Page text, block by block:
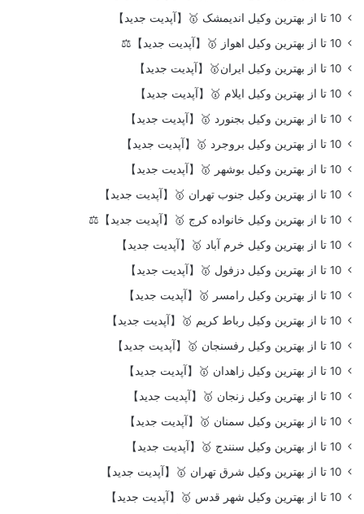
10 تا از بهترین وکیل اندیمشک 🥇【آپدیت جدید】
10 تا از بهترین وکیل اهواز 🥇【آپدیت جدید】⚖️
10 تا از بهترین وکیل ایران🥇【آپدیت جدید】
10 تا از بهترین وکیل ایلام 🥇【آپدیت جدید】
10 تا از بهترین وکیل بجنورد 🥇【آپدیت جدید】
10 تا از بهترین وکیل بروجرد 🥇【آپدیت جدید】
10 تا از بهترین وکیل بوشهر 🥇【آپدیت جدید】
10 تا از بهترین وکیل جنوب تهران 🥇【آپدیت جدید】
10 تا از بهترین وکیل خانواده کرج 🥇【آپدیت جدید】⚖️
10 تا از بهترین وکیل خرم آباد 🥇【آپدیت جدید】
10 تا از بهترین وکیل دزفول 🥇【آپدیت جدید】
10 تا از بهترین وکیل رامسر 🥇【آپدیت جدید】
10 تا از بهترین وکیل رباط کریم 🥇【آپدیت جدید】
10 تا از بهترین وکیل رفسنجان 🥇【آپدیت جدید】
10 تا از بهترین وکیل زاهدان 🥇【آپدیت جدید】
10 تا از بهترین وکیل زنجان 🥇【آپدیت جدید】
10 تا از بهترین وکیل سمنان 🥇【آپدیت جدید】
10 تا از بهترین وکیل سنندج 🥇【آپدیت جدید】
10 تا از بهترین وکیل شرق تهران 🥇【آپدیت جدید】
10 تا از بهترین وکیل شهر قدس 🥇【آپدیت جدید】